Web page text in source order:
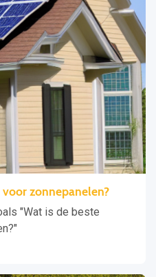
zonnepanelen?
"Wat is de beste